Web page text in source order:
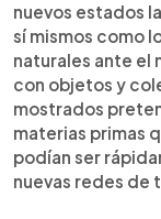
nuevos estados
sí mismos como
naturales ante el
con objetos y
mostrados
materias primas
podían ser
nuevas redes de